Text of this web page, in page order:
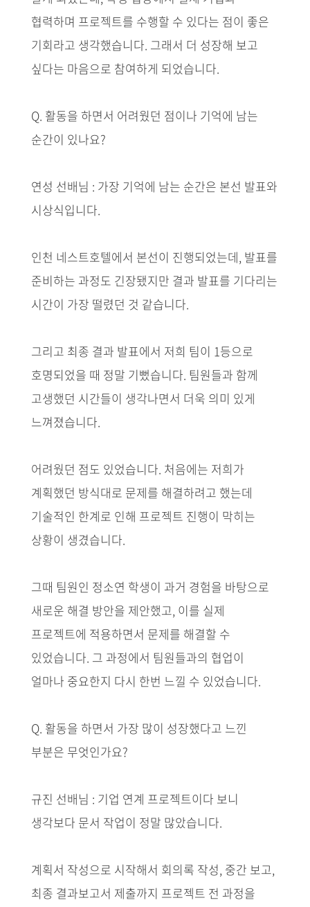
협력하며 프로젝트를 수행할 수 있다는 점이 좋은
기회라고 생각했습니다. 그래서 더 성장해 보고
싶다는 마음으로 참여하게 되었습니다.
Q. 활동을 하면서 어려웠던 점이나 기억에 남는
순간이 있나요?
연성 선배님 : 가장 기억에 남는 순간은 본선 발표와
시상식입니다.
인천 네스트호텔에서 본선이 진행되었는데, 발표를
준비하는 과정도 긴장됐지만 결과 발표를 기다리는
시간이 가장 떨렸던 것 같습니다.
그리고 최종 결과 발표에서 저희 팀이 1등으로
호명되었을 때 정말 기뻤습니다. 팀원들과 함께
고생했던 시간들이 생각나면서 더욱 의미 있게
느껴졌습니다.
어려웠던 점도 있었습니다. 처음에는 저희가
계획했던 방식대로 문제를 해결하려고 했는데
기술적인 한계로 인해 프로젝트 진행이 막히는
상황이 생겼습니다.
그때 팀원인 정소연 학생이 과거 경험을 바탕으로
새로운 해결 방안을 제안했고, 이를 실제
프로젝트에 적용하면서 문제를 해결할 수
있었습니다. 그 과정에서 팀원들과의 협업이
얼마나 중요한지 다시 한번 느낄 수 있었습니다.
Q. 활동을 하면서 가장 많이 성장했다고 느낀
부분은 무엇인가요?
규진 선배님 : 기업 연계 프로젝트이다 보니
생각보다 문서 작업이 정말 많았습니다.
계획서 작성으로 시작해서 회의록 작성, 중간 보고,
최종 결과보고서 제출까지 프로젝트 전 과정을